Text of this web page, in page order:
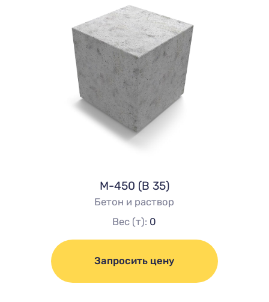
М-450 (В 35)
Бетон и раствор
Вес (т): 0
Запросить цену